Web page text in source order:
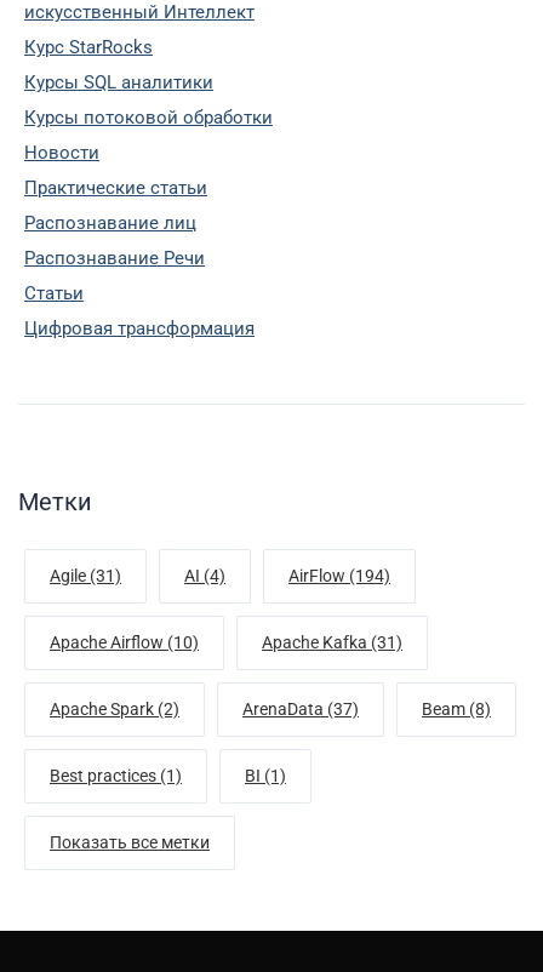
искусственный Интеллект
Курс StarRocks
Курсы SQL аналитики
Курсы потоковой обработки
Новости
Практические статьи
Распознавание лиц
Распознавание Речи
Статьи
Цифровая трансформация
Метки
Agile (31) AI (4) AirFlow (194)
Apache Airflow (10) Apache Kafka (31)
Apache Spark (2) ArenaData (37) Beam (8)
Best practices (1) BI (1)
Показать все метки